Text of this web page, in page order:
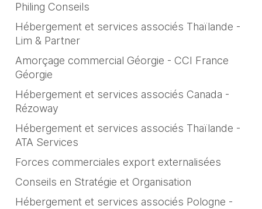
Philing Conseils
Hébergement et services associés Thaïlande -
Lim & Partner
Amorçage commercial Géorgie - CCI France
Géorgie
Hébergement et services associés Canada -
Rézoway
Hébergement et services associés Thaïlande -
ATA Services
Forces commerciales export externalisées
Conseils en Stratégie et Organisation
Hébergement et services associés Pologne -